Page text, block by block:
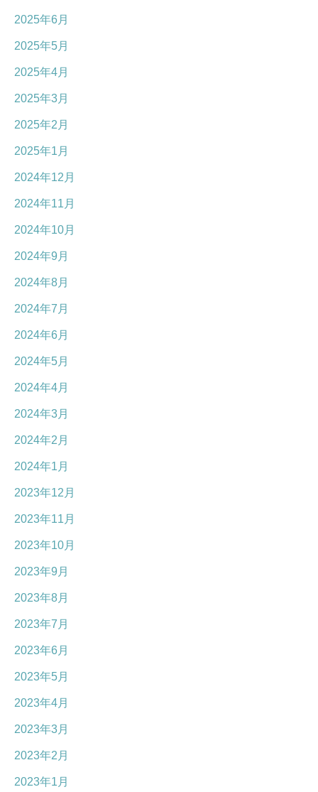
2025年6月
2025年5月
2025年4月
2025年3月
2025年2月
2025年1月
2024年12月
2024年11月
2024年10月
2024年9月
2024年8月
2024年7月
2024年6月
2024年5月
2024年4月
2024年3月
2024年2月
2024年1月
2023年12月
2023年11月
2023年10月
2023年9月
2023年8月
2023年7月
2023年6月
2023年5月
2023年4月
2023年3月
2023年2月
2023年1月